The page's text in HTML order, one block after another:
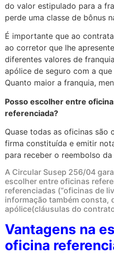
do valor estipulado para a
perde uma classe de bônus
É importante que ao
ao corretor que lhe
diferentes valores de
apólice de seguro com a
Quanto maior a franquia,
Posso escolher entre
referenciada?
Quase todas as oficinas são
firma constituída e emitir
para receber o reembolso da
A Circular Susep 256/04
escolher entre oficinas
referenciadas (“oficinas de
informação também consta,
apólice(cláusulas do
Vantagens na
oficina